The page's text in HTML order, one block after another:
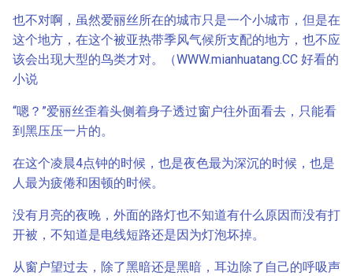
也不对啊，虽然爱丽丝所在的城市只是一个小城市，但是在
这个地方，在这个被亚热带季风气候所支配的地方，也不应
该会出现大型的鸟类才对。（WWW.mianhuatang.CC 好看的
小说
“嗯？”爱丽丝歪着头侧着身子透过窗户往外面看去，只能看
到黑压压一片的。
在这个凌晨4点钟的时候，也是夜色最为深沉的时候，也是
人最为疲倦和困顿的时候。
没有月亮的夜晚，外面的路灯也不知道有什么原因而没有打
开被，不知道是电线短路还是因为灯泡坏掉。
从窗户望过去，除了黑暗还是黑暗，耳边除了自己的呼吸声